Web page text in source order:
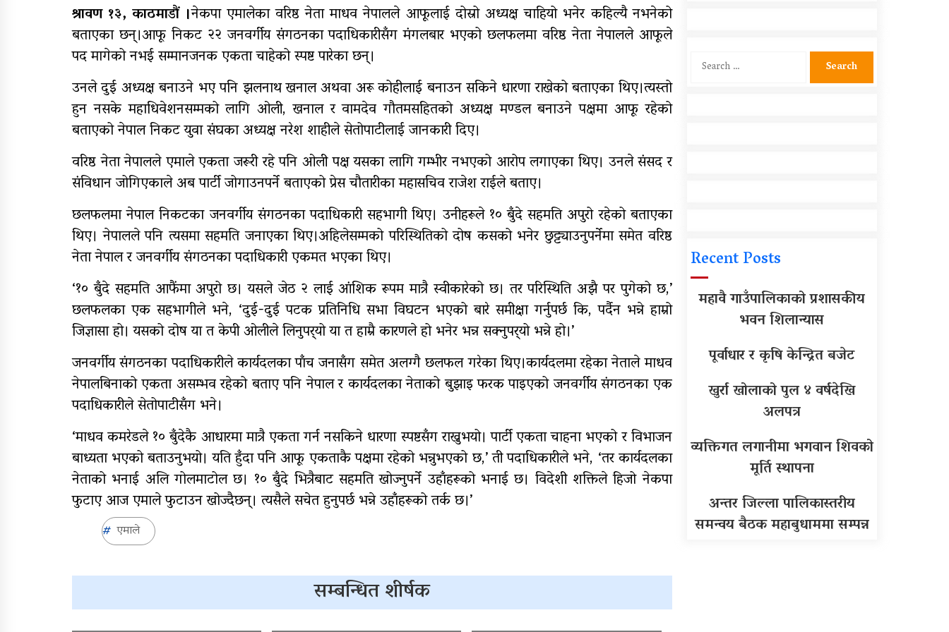
राष्ट्रपति रनिङ शिल्डको
जिल्ला स्तरीय प्रतियोगिता सुरु
गर्भवतीको हेलिकप्टरबाट उद्धार
गणक
आजदेखि देशभर आर्थिक
गणना सुरु हुँदै
एम्बुलेन्स दुर्घटना : दुईको
मृत्यु,दुई घाइते
श्रावण १३, काठमाडौं ।नेकपा एमालेका वरिष्ठ नेता माधव नेपालले आफूलाई दोस्रो अध्यक्ष चाहियो भनेर कहिल्यै नभनेको
बताएका छन्।आफू निकट २२ जनवर्गीय संगठनका पदाधिकारीसँग मंगलबार भएको छलफलमा वरिष्ठ नेता नेपालले आफूले
पद मागेको नभई सम्मानजनक एकता चाहेको स्पष्ट पारेका छन्।
उनले दुई अध्यक्ष बनाउने भए पनि झलनाथ खनाल अथवा अरू कोहीलाई बनाउन सकिने धारणा राखेको बताएका थिए।त्यस्तो
हुन नसके महाधिवेशनसम्मको लागि ओली, खनाल र वामदेव गौतमसहितको अध्यक्ष मण्डल बनाउने पक्षमा आफू रहेको
बताएको नेपाल निकट युवा संघका अध्यक्ष नरेश शाहीले सेतोपाटीलाई जानकारी दिए।
वरिष्ठ नेता नेपालले एमाले एकता जरूरी रहे पनि ओली पक्ष यसका लागि गम्भीर नभएको आरोप लगाएका थिए। उनले संसद र
संविधान जोगिएकाले अब पार्टी जोगाउनपर्ने बताएको प्रेस चौतारीका महासचिव राजेश राईले बताए।
छलफलमा नेपाल निकटका जनवर्गीय संगठनका पदाधिकारी सहभागी थिए। उनीहरूले १० बुँदे सहमति अपुरो रहेको बताएका
थिए। नेपालले पनि त्यसमा सहमति जनाएका थिए।अहिलेसम्मको परिस्थितिको दोष कसको भनेर छुट्ट्याउनुपर्नेमा समेत वरिष्ठ
नेता नेपाल र जनवर्गीय संगठनका पदाधिकारी एकमत भएका थिए।
‘१० बुँदे सहमति आफैंमा अपुरो छ। यसले जेठ २ लाई आंशिक रूपम मात्रै स्वीकारेको छ। तर परिस्थिति अझै पर पुगेको छ,’
छलफलका एक सहभागीले भने, ‘दुई-दुई पटक प्रतिनिधि सभा विघटन भएको बारे समीक्षा गर्नुपर्छ कि, पर्दैन भन्ने हाम्रो
जिज्ञासा हो। यसको दोष या त केपी ओलीले लिनुपर्‍यो या त हाम्रै कारणले हो भनेर भन्न सक्नुपर्‍यो भन्ने हो।’
जनवर्गीय संगठनका पदाधिकारीले कार्यदलका पाँच जनासँग समेत अलग्गै छलफल गरेका थिए।कार्यदलमा रहेका नेताले माधव
नेपालबिनाको एकता असम्भव रहेको बताए पनि नेपाल र कार्यदलका नेताको बुझाइ फरक पाइएको जनवर्गीय संगठनका एक
पदाधिकारीले सेतोपाटीसँग भने।
‘माधव कमरेडले १० बुँदेकै आधारमा मात्रै एकता गर्न नसकिने धारणा स्पष्टसँग राख्नुभयो। पार्टी एकता चाहना भएको र विभाजन
बाध्यता भएको बताउनुभयो। यति हुँदा पनि आफू एकताकै पक्षमा रहेको भन्नुभएको छ,’ ती पदाधिकारीले भने, ‘तर कार्यदलका
नेताको भनाई अलि गोलमाटोल छ। १० बुँदे भित्रैबाट सहमति खोज्नुपर्ने उहाँहरूको भनाई छ। विदेशी शक्तिले हिजो नेकपा
फुटाए आज एमाले फुटाउन खोज्दैछन्। त्यसैले सचेत हुनुपर्छ भन्ने उहाँहरूको तर्क छ।’
एमाले
सम्बन्धित शीर्षक
Search
Recent Posts
महावै गाउँपालिकाको प्रशासकीय
भवन शिलान्यास
पूर्वाधार र कृषि केन्द्रित बजेट
खुर्रा खोलाको पुल ४ वर्षदेखि
अलपत्र
व्यक्तिगत लगानीमा भगवान शिवको
मूर्ति स्थापना
अन्तर जिल्ला पालिकास्तरीय
समन्वय बैठक महाबुधाममा सम्पन्न